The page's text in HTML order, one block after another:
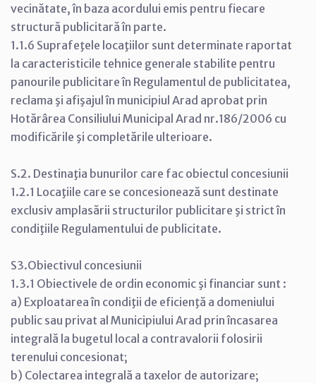
vecinătate, în baza acordului emis pentru fiecare
structură publicitară în parte.
1.1.6 Suprafeţele locaţiilor sunt determinate raportat
la caracteristicile tehnice generale stabilite pentru
panourile publicitare în Regulamentul de publicitatea,
reclama şi afişajul în municipiul Arad aprobat prin
Hotărârea Consiliului Municipal Arad nr.186/2006 cu
modificările şi completările ulterioare.
S.2. Destinaţia bunurilor care fac obiectul concesiunii
1.2.1 Locaţiile care se concesionează sunt destinate
exclusiv amplasării structurilor publicitare şi strict în
condiţiile Regulamentului de publicitate.
S3.Obiectivul concesiunii
1.3.1 Obiectivele de ordin economic şi financiar sunt :
a) Exploatarea în condiţii de eficienţă a domeniului
public sau privat al Municipiului Arad prin încasarea
integrală la bugetul local a contravalorii folosirii
terenului concesionat;
b) Colectarea integrală a taxelor de autorizare;